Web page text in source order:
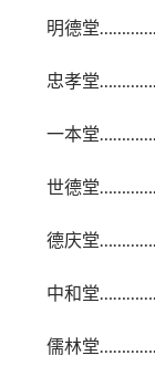
明德堂
忠孝堂
一本堂
世德堂
德庆堂
中和堂
儒林堂